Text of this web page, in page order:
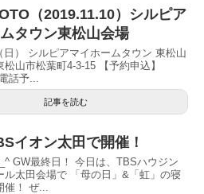
（2019.11.10）シルピア
タウン東松山会場
日） シルピアマイホームタウン 東松山
山市松葉町4-3-15 【予約申込】
話予...
記事を読む
イオン太田で開催！
GW最終日！ 今日は、TBSハウジン
ル太田会場で 「母の日」&「虹」の寝
！ ぜ...